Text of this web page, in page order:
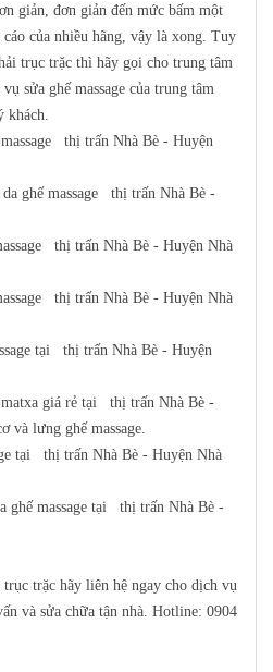
giản, đơn giản đến mức bấm một
của nhiều hãng, vậy là xong. Tuy
trục trặc thì hãy gọi cho trung tâm
sửa ghế massage của trung tâm
khách.
thị trấn Nhà Bè - Huyện
ghế massage thị trấn Nhà Bè -
thị trấn Nhà Bè - Huyện Nhà
thị trấn Nhà Bè - Huyện Nhà
tại thị trấn Nhà Bè - Huyện
giá rẻ tại thị trấn Nhà Bè -
và lưng ghế massage.
tại thị trấn Nhà Bè - Huyện Nhà
ghế massage tại thị trấn Nhà Bè -
trục trặc hãy liên hệ ngay cho dịch vụ
và sửa chữa tận nhà. Hotline: 0904